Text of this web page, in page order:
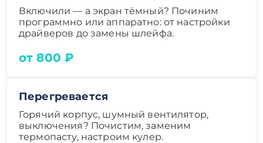
Включили — а экран тёмный? Починим
программно или аппаратно: от настройки
драйверов до замены шлейфа.
от 800 ₽
Перегревается
Горячий корпус, шумный вентилятор,
выключения? Почистим, заменим
термопасту, настроим кулер.